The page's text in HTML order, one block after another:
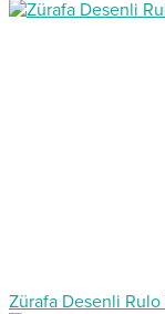
Zürafa Desenli Rulo